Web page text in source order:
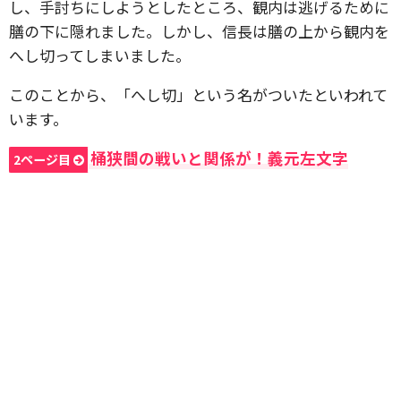
し、手討ちにしようとしたところ、観内は逃げるために
膳の下に隠れました。しかし、信長は膳の上から観内を
へし切ってしまいました。
このことから、「へし切」という名がついたといわれて
います。
2ページ目 桶狭間の戦いと関係が！義元左文字